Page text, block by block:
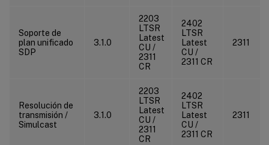
Soporte de
plan unificado
SDP
3.1.0
2203
LTSR
Latest
CU /
2311
CR
2402
LTSR
Latest
CU /
2311 CR
2311
Resolución de
transmisión /
Simulcast
3.1.0
2203
LTSR
Latest
CU /
2311
CR
2402
LTSR
Latest
CU /
2311 CR
2311